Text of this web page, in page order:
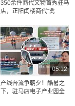
350余件商代文物首秀驻马
店，正阳闰楼商代“禽
05:12
产线奔流争朝夕！酷暑之
下，驻马店电子产业园全